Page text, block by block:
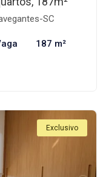
SC
187 m²
Exclusivo